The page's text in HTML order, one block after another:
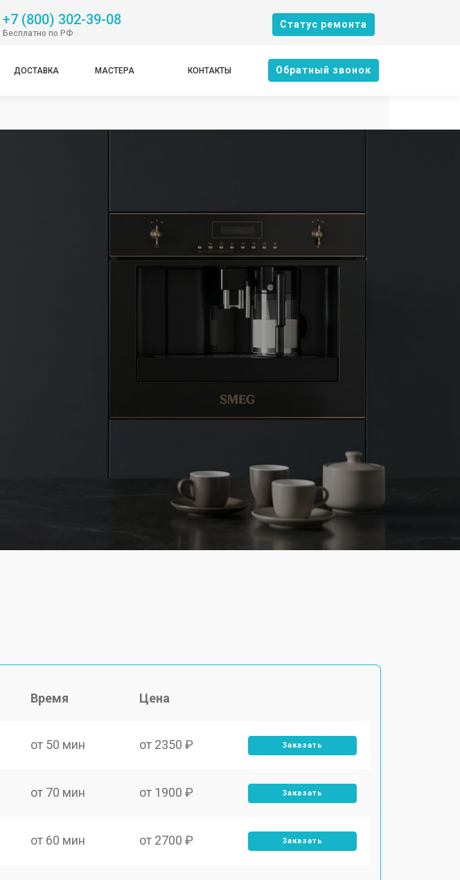
+7 (800) 302-39-08
Бесплатно по РФ
Cтатус ремонта
ДОСТАВКА МАСТЕРА КОНТАКТЫ Oбратный звонок
Время Цена
от 50 мин от 2350 ₽ Заказать
от 70 мин от 1900 ₽ Заказать
от 60 мин от 2700 ₽ Заказать